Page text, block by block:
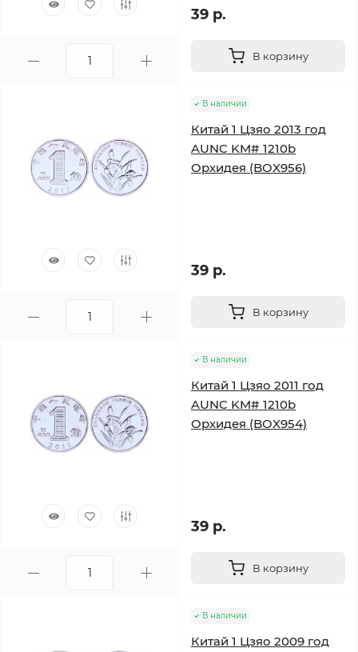
39 р.
В корзину
В наличии
Китай 1 Цзяо 2013 год
AUNC KM# 1210b
Орхидея (BOX956)
39 р.
В корзину
В наличии
Китай 1 Цзяо 2011 год
AUNC KM# 1210b
Орхидея (BOX954)
39 р.
В корзину
В наличии
Китай 1 Цзяо 2009 год